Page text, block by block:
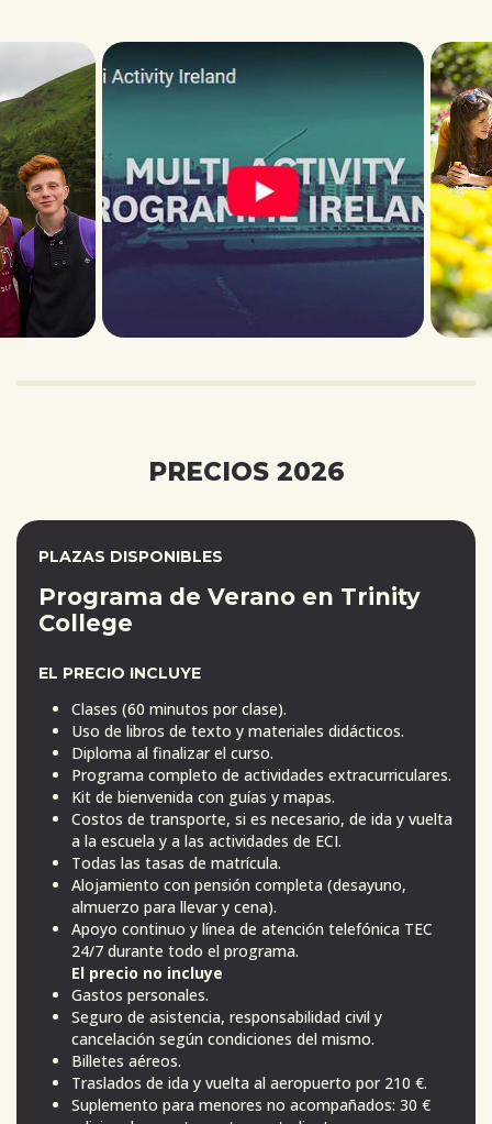
PRECIOS 2026
PLAZAS DISPONIBLES
Programa de Verano en Trinity
College
EL PRECIO INCLUYE
Clases (60 minutos por clase).
Uso de libros de texto y materiales didácticos.
Diploma al finalizar el curso.
Programa completo de actividades extracurriculares.
Kit de bienvenida con guías y mapas.
Costos de transporte, si es necesario, de ida y vuelta
a la escuela y a las actividades de ECI.
Todas las tasas de matrícula.
Alojamiento con pensión completa (desayuno,
almuerzo para llevar y cena).
Apoyo continuo y línea de atención telefónica TEC
24/7 durante todo el programa.
El precio no incluye
Gastos personales.
Seguro de asistencia, responsabilidad civil y
cancelación según condiciones del mismo.
Billetes aéreos.
Traslados de ida y vuelta al aeropuerto por 210 €.
Suplemento para menores no acompañados: 30 €